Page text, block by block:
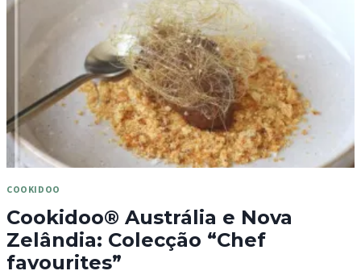
COOKIDOO
Cookidoo® Austrália e Nova
Zelândia: Colecção “Chef
favourites”